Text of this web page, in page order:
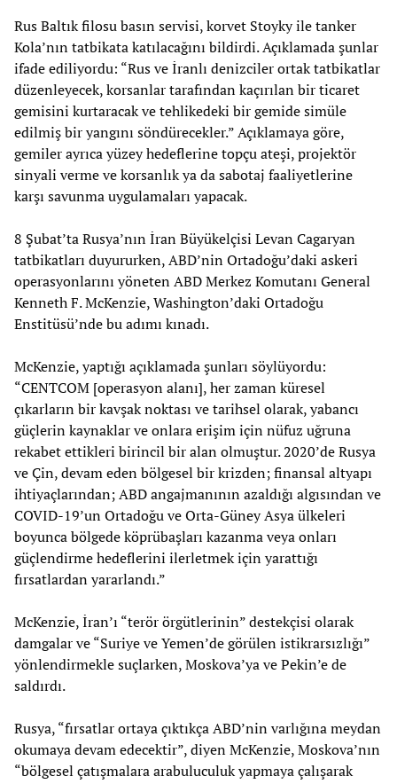
Rus Baltık filosu basın servisi, korvet Stoyky ile tanker
Kola’nın tatbikata katılacağını bildirdi. Açıklamada şunlar
ifade ediliyordu: “Rus ve İranlı denizciler ortak tatbikatlar
düzenleyecek, korsanlar tarafından kaçırılan bir ticaret
gemisini kurtaracak ve tehlikedeki bir gemide simüle
edilmiş bir yangını söndürecekler.” Açıklamaya göre,
gemiler ayrıca yüzey hedeflerine topçu ateşi, projektör
sinyali verme ve korsanlık ya da sabotaj faaliyetlerine
karşı savunma uygulamaları yapacak.
8 Şubat’ta Rusya’nın İran Büyükelçisi Levan Cagaryan
tatbikatları duyururken, ABD’nin Ortadoğu’daki askeri
operasyonlarını yöneten ABD Merkez Komutanı General
Kenneth F. McKenzie, Washington’daki Ortadoğu
Enstitüsü’nde bu adımı kınadı.
McKenzie, yaptığı açıklamada şunları söylüyordu:
“CENTCOM [operasyon alanı], her zaman küresel
çıkarların bir kavşak noktası ve tarihsel olarak, yabancı
güçlerin kaynaklar ve onlara erişim için nüfuz uğruna
rekabet ettikleri birincil bir alan olmuştur. 2020’de Rusya
ve Çin, devam eden bölgesel bir krizden; finansal altyapı
ihtiyaçlarından; ABD angajmanının azaldığı algısından ve
COVID-19’un Ortadoğu ve Orta-Güney Asya ülkeleri
boyunca bölgede köprübaşları kazanma veya onları
güçlendirme hedeflerini ilerletmek için yarattığı
fırsatlardan yararlandı.”
McKenzie, İran’ı “terör örgütlerinin” destekçisi olarak
damgalar ve “Suriye ve Yemen’de görülen istikrarsızlığı”
yönlendirmekle suçlarken, Moskova’ya ve Pekin’e de
saldırdı.
Rusya, “fırsatlar ortaya çıktıkça ABD’nin varlığına meydan
okumaya devam edecektir”, diyen McKenzie, Moskova’nın
“bölgesel çatışmalara arabuluculuk yapmaya çalışarak